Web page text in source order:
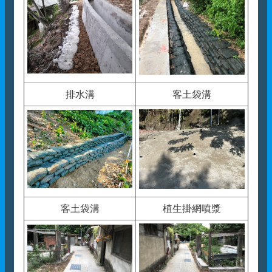
排水溝 客土袋溝
客土袋溝 植生掛網噴漿